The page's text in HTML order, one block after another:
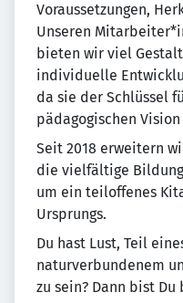
Voraussetzungen,
Unseren
bieten wir viel
individuelle
da sie der Schlüssel
pädagogischen
Seit 2018 erweitern
die vielfältige
um ein teiloffenes
Ursprungs.
Du hast Lust, Teil
naturverbundenem
zu sein? Dann bist